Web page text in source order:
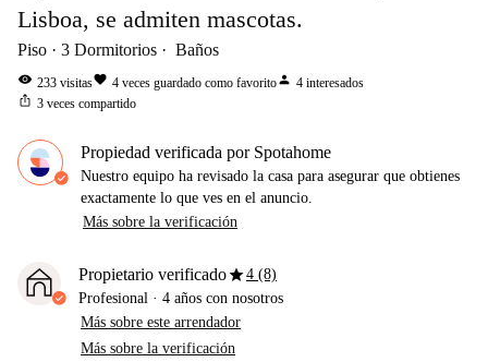
Lisboa, se admiten mascotas.
Piso 3 Dormitorios Baños
visibility 233 visitasfavorite 4 veces guardado como favoritoperson 4 interesados
ios_share 3 veces compartido
Propiedad verificada por Spotahome
Nuestro equipo ha revisado la casa para asegurar que obtienes
exactamente lo que ves en el anuncio.
Más sobre la verificación
Propietario verificadostar4 (8)
Profesional · 4 años con nosotros
Más sobre este arrendador
Más sobre la verificación